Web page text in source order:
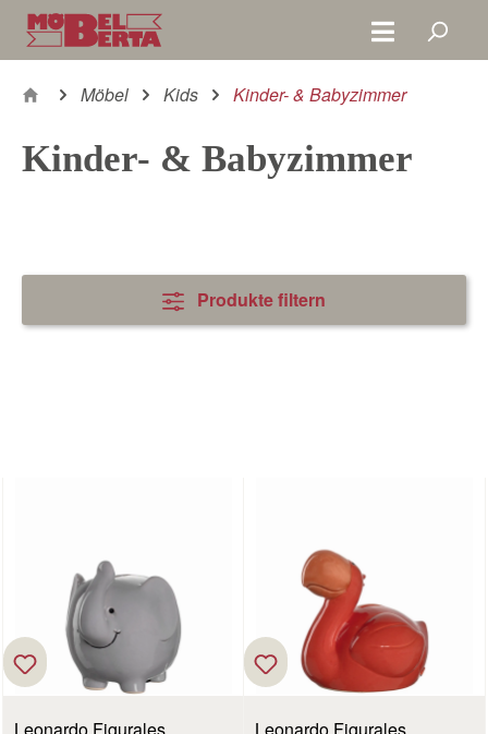
Zum Hauptinhalt springen
Möbel Kids Kinder- & Babyzimmer
Kinder- & Babyzimmer
Produkte filtern
Leonardo Figurales
Leonardo Figurales